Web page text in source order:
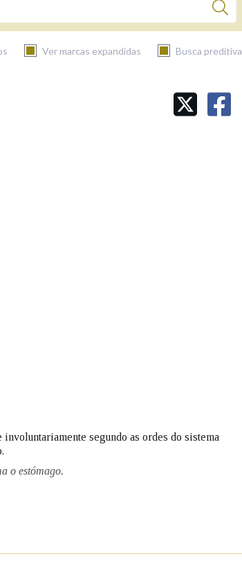
Ver marcas expandidas Busca preditiva
segundo as ordes do sistema
o estómago.